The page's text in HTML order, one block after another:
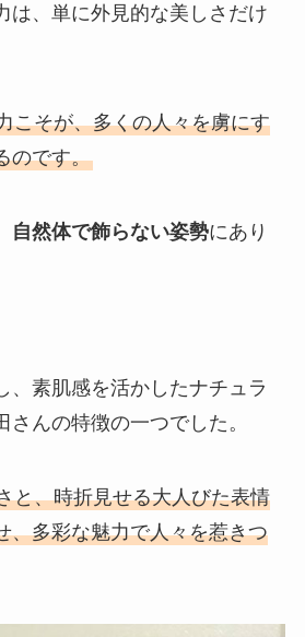
は、単に外見的な美しさだけ
こそが、多くの人々を虜にす
のです。
自然体で飾らない姿勢にあり
、素肌感を活かしたナチュラ
さんの特徴の一つでした。
と、時折見せる大人びた表情
、多彩な魅力で人々を惹きつ